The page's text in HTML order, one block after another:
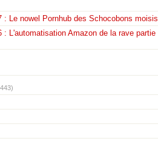
: Le nowel Pornhub des Schocobons moisis
: L'automatisation Amazon de la rave partie